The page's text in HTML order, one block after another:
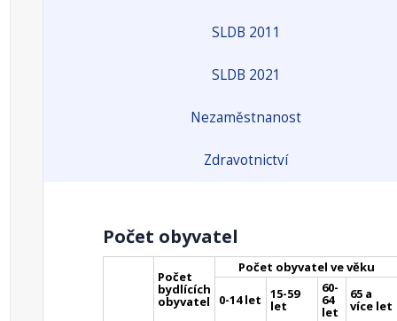
SLDB 2011
SLDB 2021
Nezaměstnanost
Zdravotnictví
Počet obyvatel
Počet
bydlících
obyvatel
Počet obyvatel ve věku
0-14 let 15-59
let
60-
64
let
65 a
více let